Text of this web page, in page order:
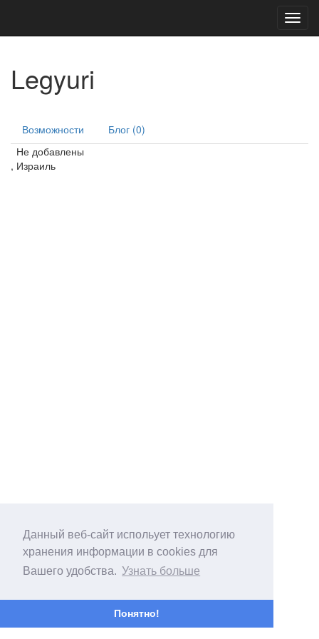
Данный веб-сайт испольует технологию
хранения информации в cookies для
Вашего удобства. Узнать больше
Понятно!
Legyuri
Возможности
Блог (0)
Не добавлены
, Израиль